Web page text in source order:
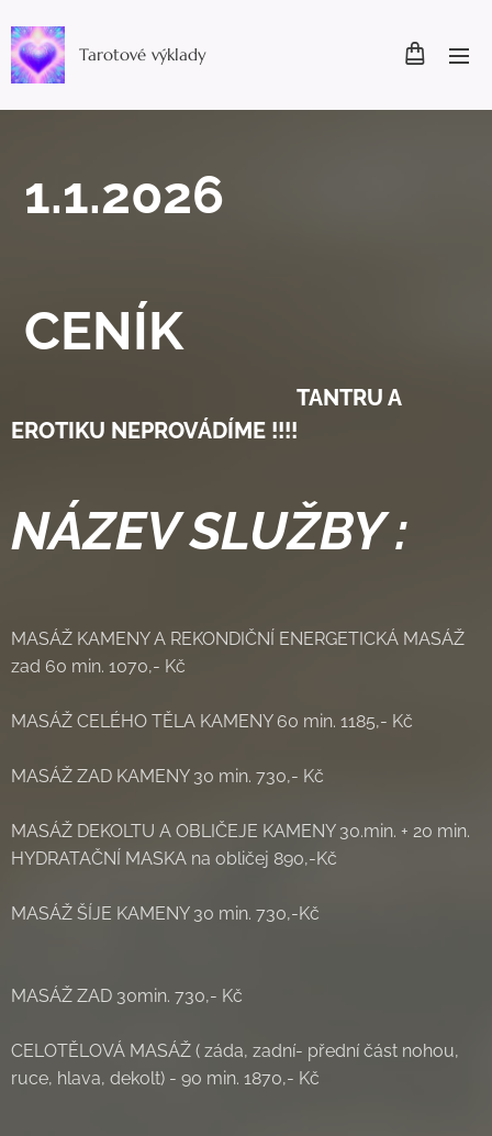
Tarotové výklady
1.1.2026
CENÍK
TANTRU A
EROTIKU NEPROVÁDÍME !!!!
NÁZEV SLUŽBY :
MASÁŽ KAMENY A REKONDIČNÍ ENERGETICKÁ MASÁŽ
zad 60 min. 1070,- Kč
MASÁŽ CELÉHO TĚLA KAMENY 60 min. 1185,- Kč
MASÁŽ ZAD KAMENY 30 min. 730,- Kč
MASÁŽ DEKOLTU A OBLIČEJE KAMENY 30.min. + 20 min.
HYDRATAČNÍ MASKA na obličej 890,-Kč
MASÁŽ ŠÍJE KAMENY 30 min. 730,-Kč
MASÁŽ ZAD 30min. 730,- Kč
CELOTĚLOVÁ MASÁŽ ( záda, zadní- přední část nohou,
ruce, hlava, dekolt) - 90 min. 1870,- Kč